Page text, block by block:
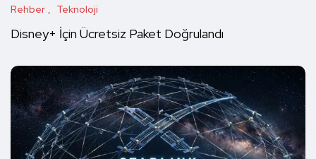
Rehber Teknoloji
Disney+ İçin Ücretsiz Paket Doğrulandı